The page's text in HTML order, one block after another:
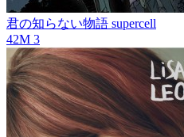
君の知らない物語 supercell
42M 3